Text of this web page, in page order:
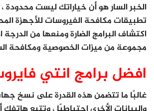
الخبر السار هو أن خياراتك ليست محدودة
تطبيقات مكافحة الفيروسات للأجهزة
اكتشاف البرامج الضارة ومنعها من الدرجة
مجموعة من ميزات الخصوصية ومكافحة
افضل برامج انتي فايروس
غالبًا ما تتضمن هذه القدرة على نسخ